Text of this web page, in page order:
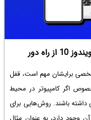
برایشان مهم است، قفل
اگر کامپیوتر در محیط
داشته باشند. روش‌هایی برای